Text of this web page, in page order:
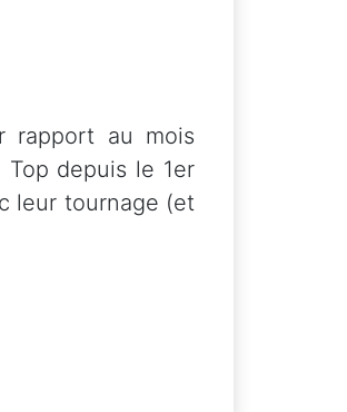
rapport au mois
depuis le 1er
leur tournage (et